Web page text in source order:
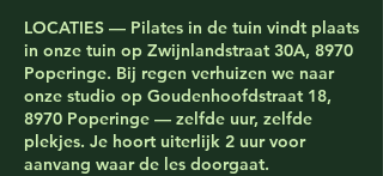
LOCATIES — Pilates in de tuin vindt plaats
in onze tuin op Zwijnlandstraat 30A, 8970
Poperinge. Bij regen verhuizen we naar
onze studio op Goudenhoofdstraat 18,
8970 Poperinge — zelfde uur, zelfde
plekjes. Je hoort uiterlijk 2 uur voor
aanvang waar de les doorgaat.